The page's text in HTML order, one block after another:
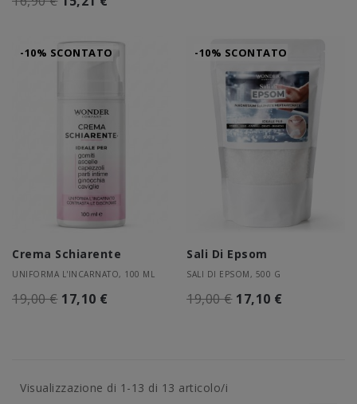
-10% SCONTATO
Crema Schiarente
UNIFORMA L'INCARNATO, 100 ML
19,00 € 17,10 €
-10% SCONTATO
Sali Di Epsom
SALI DI EPSOM, 500 G
19,00 € 17,10 €
Visualizzazione di 1-13 di 13 articolo/i